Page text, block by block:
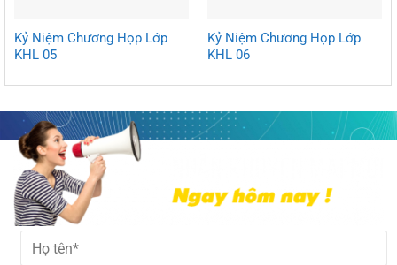
Kỷ Niệm Chương Họp Lớp
KHL 05
Kỷ Niệm Chương Họp Lớp
KHL 06